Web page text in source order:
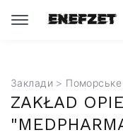
Заклади > Поморське
ZAKŁAD